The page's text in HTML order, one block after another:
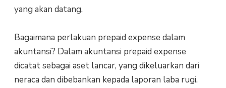
yang akan datang.
Bagaimana perlakuan prepaid expense dalam
akuntansi? Dalam akuntansi prepaid expense
dicatat sebagai aset lancar, yang dikeluarkan dari
neraca dan dibebankan kepada laporan laba rugi.